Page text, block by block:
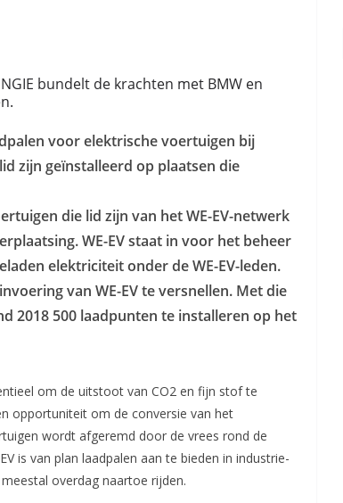
bundelt de krachten met BMW en
voor elektrische voertuigen bij
zijn geïnstalleerd op plaatsen die
die lid zijn van het WE-EV-netwerk
WE-EV staat in voor het beheer
elektriciteit onder de WE-EV-leden.
van WE-EV te versnellen. Met die
2018 500 laadpunten te installeren op het
om de uitstoot van CO2 en fijn stof te
opportuniteit om de conversie van het
wordt afgeremd door de vrees rond de
is van plan laadpalen aan te bieden in industrie-
overdag naartoe rijden.